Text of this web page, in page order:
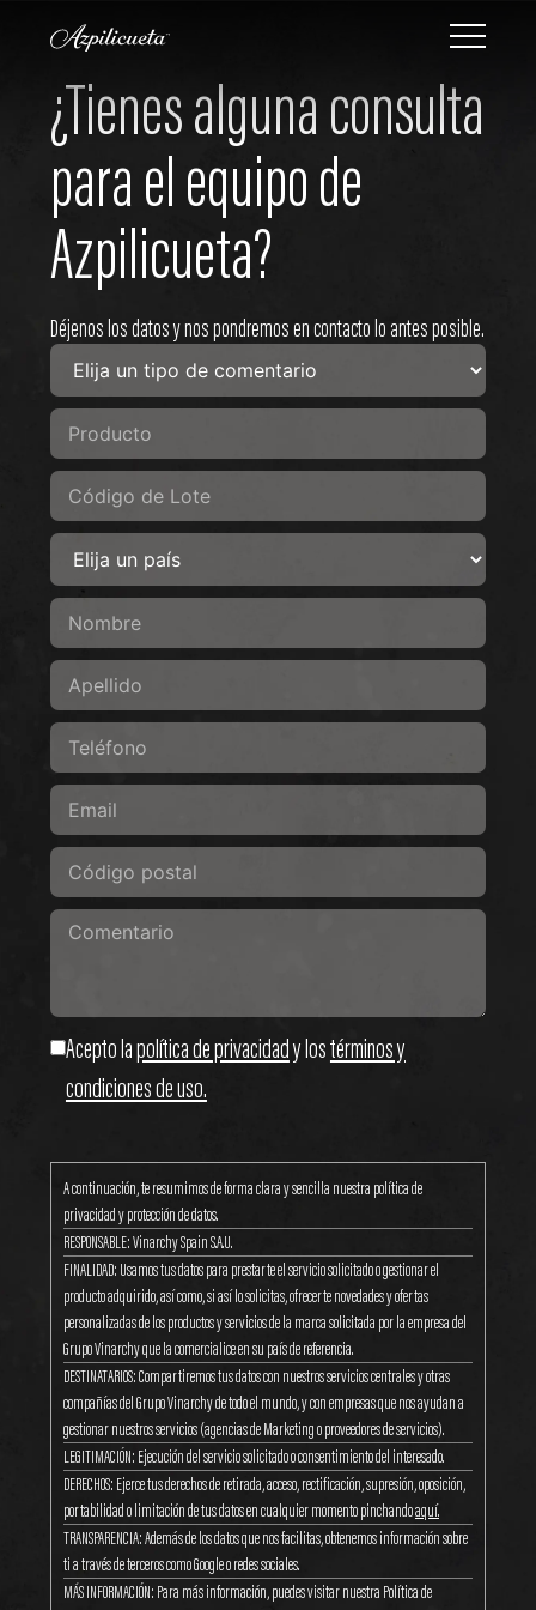
¿Tienesalgunaconsulta
paraelequipode
Azpilicueta?
Déjenos los datos y nos pondremos en contacto lo antes posible.
Acepto lapolítica de privacidady lostérminos y
condiciones de uso.
A continuación, te resumimos de forma clara y sencilla nuestra política de
privacidad y protección de datos.
RESPONSABLE: Vinarchy Spain S.A.U.
FINALIDAD: Usamos tus datos para prestarte el servicio solicitado o gestionar el
producto adquirido, así como, si así lo solicitas, ofrecerte novedades y ofertas
personalizadas de los productos y servicios de la marca solicitada por la empresa del
Grupo Vinarchy que la comercialice en su país de referencia.
DESTINATARIOS: Compartiremos tus datos con nuestros servicios centrales y otras
compañías del Grupo Vinarchy de todo el mundo, y con empresas que nos ayudan a
gestionar nuestros servicios (agencias de Marketing o proveedores de servicios).
LEGITIMACIÓN: Ejecución del servicio solicitado o consentimiento del interesado.
DERECHOS: Ejerce tus derechos de retirada, acceso, rectificación, supresión, oposición,
portabilidad o limitación de tus datos en cualquier momento pinchandoaquí.
TRANSPARENCIA: Además de los datos que nos facilitas, obtenemos información sobre
ti a través de terceros como Google o redes sociales.
MÁS INFORMACIÓN: Para más información, puedes visitar nuestra Política de